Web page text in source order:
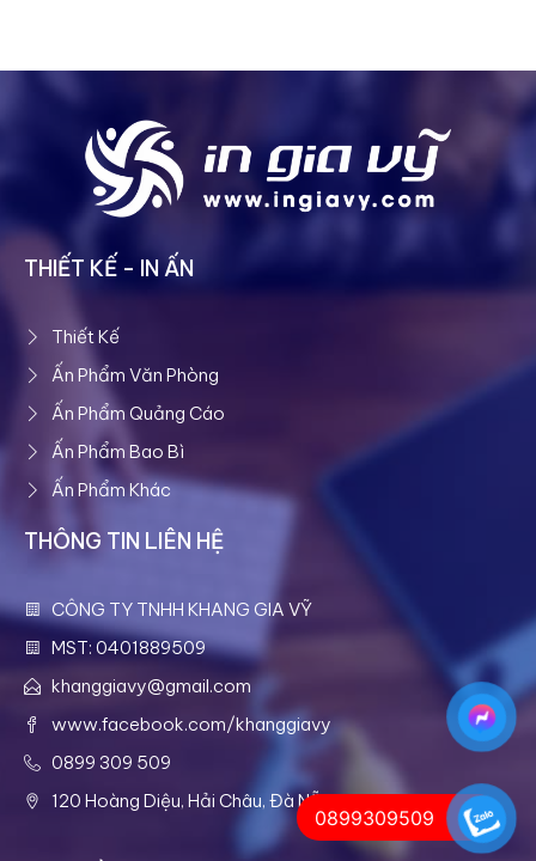
THIẾT KẾ - IN ẤN
Thiết Kế
Ấn Phẩm Văn Phòng
Ấn Phẩm Quảng Cáo
Ấn Phẩm Bao Bì
Ấn Phẩm Khác
THÔNG TIN LIÊN HỆ
CÔNG TY TNHH KHANG GIA VỸ
MST: 0401889509
khanggiavy@gmail.com
www.facebook.com/khanggiavy
0899 309 509
120 Hoàng Diệu, Hải Châu, Đà Nẵng
0899309509